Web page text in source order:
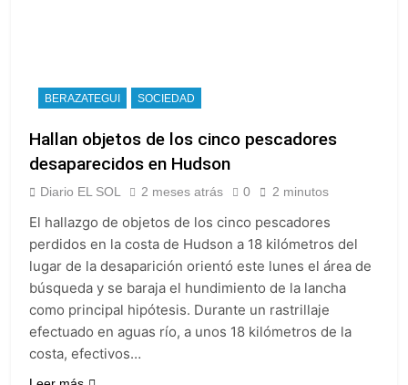
BERAZATEGUI SOCIEDAD
Hallan objetos de los cinco pescadores
desaparecidos en Hudson
Diario EL SOL 2 meses atrás 0 2 minutos
El hallazgo de objetos de los cinco pescadores
perdidos en la costa de Hudson a 18 kilómetros del
lugar de la desaparición orientó este lunes el área de
búsqueda y se baraja el hundimiento de la lancha
como principal hipótesis. Durante un rastrillaje
efectuado en aguas río, a unos 18 kilómetros de la
costa, efectivos…